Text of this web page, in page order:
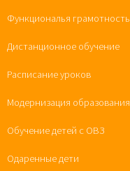
Функциональя грамотность
Дистанционное обучение
Расписание уроков
Модернизация образования
Обучение детей с ОВЗ
Одаренные дети